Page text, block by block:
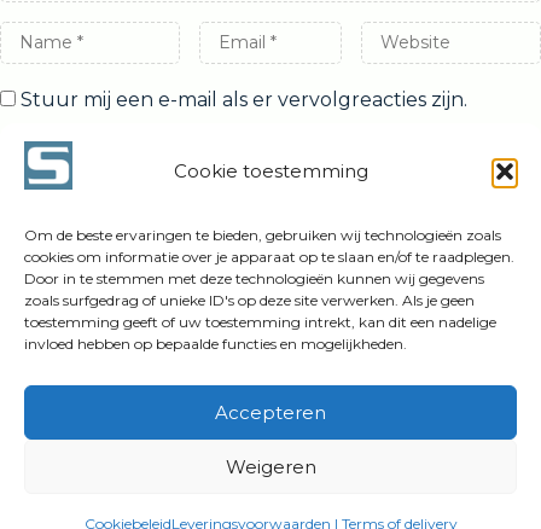
Cookie toestemming
Om de beste ervaringen te bieden, gebruiken wij technologieën zoals
cookies om informatie over je apparaat op te slaan en/of te raadplegen.
Door in te stemmen met deze technologieën kunnen wij gegevens
zoals surfgedrag of unieke ID's op deze site verwerken. Als je geen
toestemming geeft of uw toestemming intrekt, kan dit een nadelige
invloed hebben op bepaalde functies en mogelijkheden.
Accepteren
Weigeren
CookiebeleidLeveringsvoorwaarden I Terms of delivery
Name
*
Email
*
Website
Stuur mij een e-mail als er vervolgreacties zijn.
Stuur mij een e-mail als er nieuwe berichten zijn.
© 2025 Siebe Swart
LinkedinInstagram
Vimeo